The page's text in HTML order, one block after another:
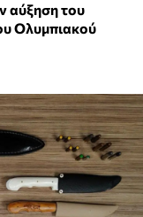
αύξηση του
Ολυμπιακού